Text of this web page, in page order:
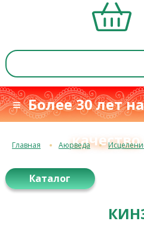
≡ Более 30 лет
Главная Аюрведа
Каталог